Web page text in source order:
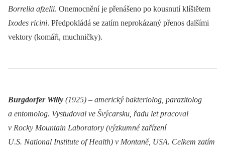
Borrelia afzelii. Onemocnění je přenášeno po kousnutí klíštětem
Ixodes ricini. Předpokládá se zatím neprokázaný přenos dalšími
vektory (komáři, muchničky).
Burgdorfer Willy (1925) –⁠ americký bakteriolog, parazitolog
a entomolog. Vystudoval ve Švýcarsku, řadu let pracoval
v Rocky Mountain Laboratory (výzkumné zařízení
U.S. National Institute of Health) v Montaně, USA. Celkem zatím